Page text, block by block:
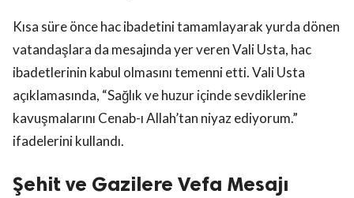
Kısa süre önce hac ibadetini tamamlayarak yurda dönen
vatandaşlara da mesajında yer veren Vali Usta, hac
ibadetlerinin kabul olmasını temenni etti. Vali Usta
açıklamasında, “Sağlık ve huzur içinde sevdiklerine
kavuşmalarını Cenab-ı Allah’tan niyaz ediyorum.”
ifadelerini kullandı.
Şehit ve Gazilere Vefa Mesajı